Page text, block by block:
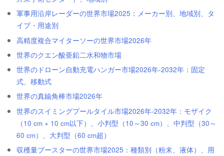
軍事用沿岸レーダーの世界市場2025：メーカー別、地域別、タ
イプ・用途別
高精度複合マイターソーの世界市場2026年
世界のクエン酸亜鉛二水和物市場
世界のドローン自動充電ハンガー市場2026年-2032年：固定
式、移動式
世界の真鍮角棒市場2026年
世界のスイミングプールタイル市場2026年-2032年：モザイク
（10 cm × 10 cm以下）、小判型（10～30 cm）、中判型（30～
60 cm）、大判型（60 cm超）
収穫量ブースターの世界市場2025：種類別（粉末、液体）、用